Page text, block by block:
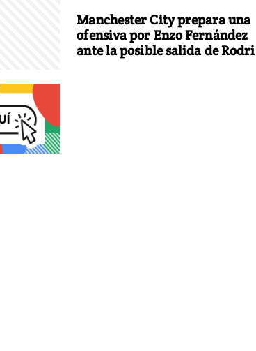
Manchester City prepara una
ofensiva por Enzo Fernández
ante la posible salida de Rodri